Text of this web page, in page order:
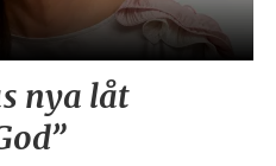
nya låt